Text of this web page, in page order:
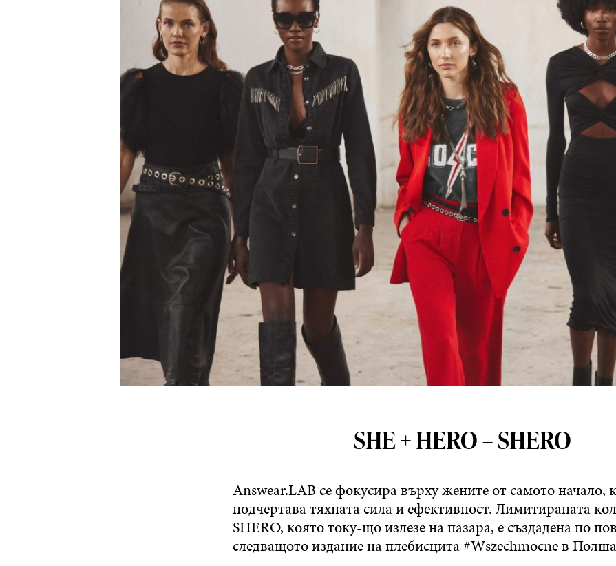
SHE + HERO = SHERO
Answear.LAB се фокусира върху жените от самото начало,
подчертава тяхната сила и ефективност. Лимитираната
SHERO, която току-що излезе на пазара, е създадена по
следващото издание на плебисцита #Wszechmocne в